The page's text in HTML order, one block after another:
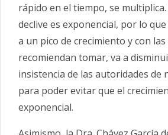
rápido en el tiempo, se
declive es exponencial, por lo
a un pico de crecimiento y con
recomiendan tomar, va a
insistencia de las autoridades de
para poder evitar que el
exponencial.